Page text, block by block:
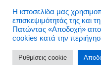
©2026
Η ιστοσελίδα μας
επισκεψιμότητάς της και
Πατώντας «Aποδοχή»
cookies κατά την
Ρυθμίσεις cookie